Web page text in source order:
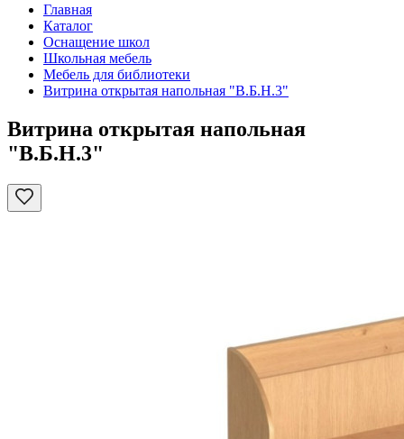
Главная
Каталог
Оснащение школ
Школьная мебель
Мебель для библиотеки
Витрина открытая напольная "В.Б.Н.3"
Витрина открытая напольная
"В.Б.Н.3"